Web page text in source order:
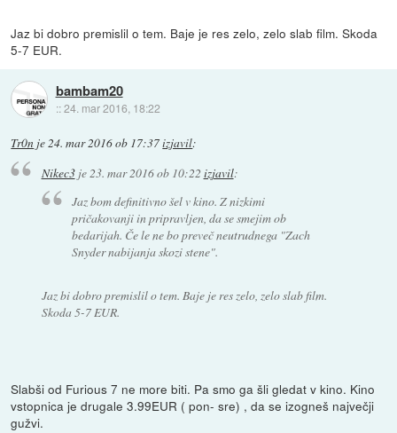
Jaz bi dobro premislil o tem. Baje je res zelo, zelo slab film. Skoda
5-7 EUR.
bambam20
::24. mar 2016, 18:22
Tr0n je24. mar 2016 ob 17:37izjavil:
Nikec3je 23. mar 2016 ob 10:22 izjavil:
Jaz bom definitivno šel v kino. Z nizkimi
pričakovanji in pripravljen, da se smejim ob
bedarijah. Če le ne bo preveč neutrudnega "Zach
Snyder nabijanja skozi stene".
Jaz bi dobro premislil o tem. Baje je res zelo, zelo slab film.
Skoda 5-7 EUR.
Slabši od Furious 7 ne more biti. Pa smo ga šli gledat v kino. Kino
vstopnica je drugale 3.99EUR ( pon- sre) , da se izogneš največji
gužvi.